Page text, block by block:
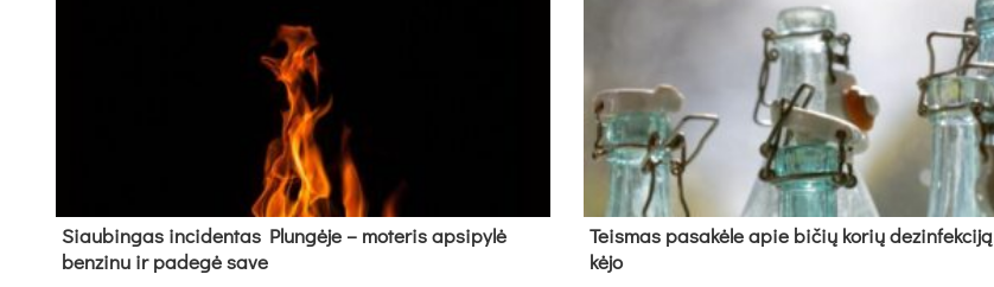
Siau­bin­gas in­ci­den­tas Plun­gė­je – mo­te­ris ap­si­py­lė
ben­zi­nu ir pa­de­gė sa­ve
Teis­mas pa­sa­kė­le apie bi­čių ko­rių
kė­jo